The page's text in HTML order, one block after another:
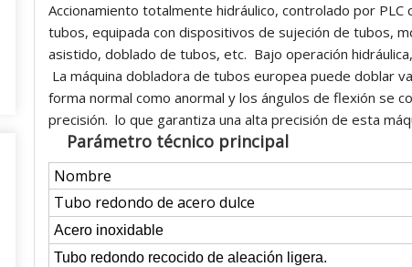
Accionamiento totalmente hidráulico, controlado por
tubos, equipada con dispositivos de sujeción de tubos,
asistido, doblado de tubos, etc. Bajo operación
La máquina dobladora de tubos europea puede doblar
forma normal como anormal y los ángulos de flexión se
precisión. lo que garantiza una alta precisión de esta
Parámetro técnico principal
Nombre
Tubo redondo de acero dulce
Acero inoxidable
Tubo redondo recocido de aleación ligera.